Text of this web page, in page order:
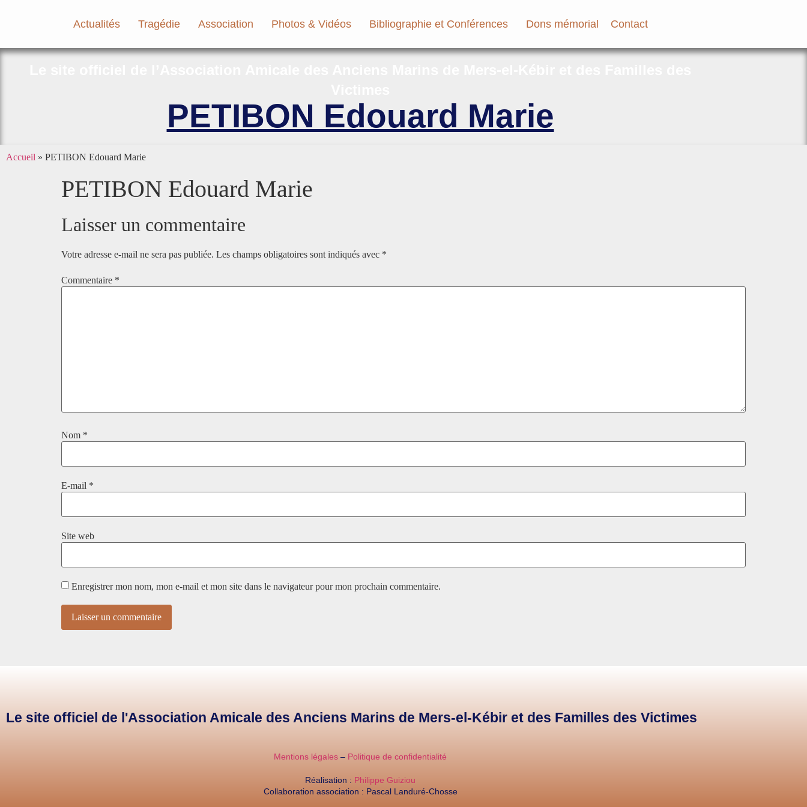
Actualités Tragédie Association Photos & Vidéos Bibliographie et Conférences Dons mémorial Contact
PETIBON Edouard Marie
Accueil » PETIBON Edouard Marie
PETIBON Edouard Marie
Laisser un commentaire
Votre adresse e-mail ne sera pas publiée. Les champs obligatoires sont indiqués avec *
Commentaire *
Nom *
E-mail *
Site web
Enregistrer mon nom, mon e-mail et mon site dans le navigateur pour mon prochain commentaire.
Le site officiel de l'Association Amicale des Anciens Marins de Mers-el-Kébir et des Familles des Victimes
Mentions légales – Politique de confidentialité
Réalisation : Philippe Guiziou
Collaboration association : Pascal Landuré-Chosse